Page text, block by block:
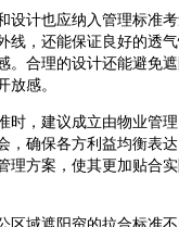
设计也应纳入管理标准
线，还能保证良好的透
。合理的设计还能避免
放感。
时，建议成立由物业管
，确保各方利益均衡表
理方案，使其更加贴合